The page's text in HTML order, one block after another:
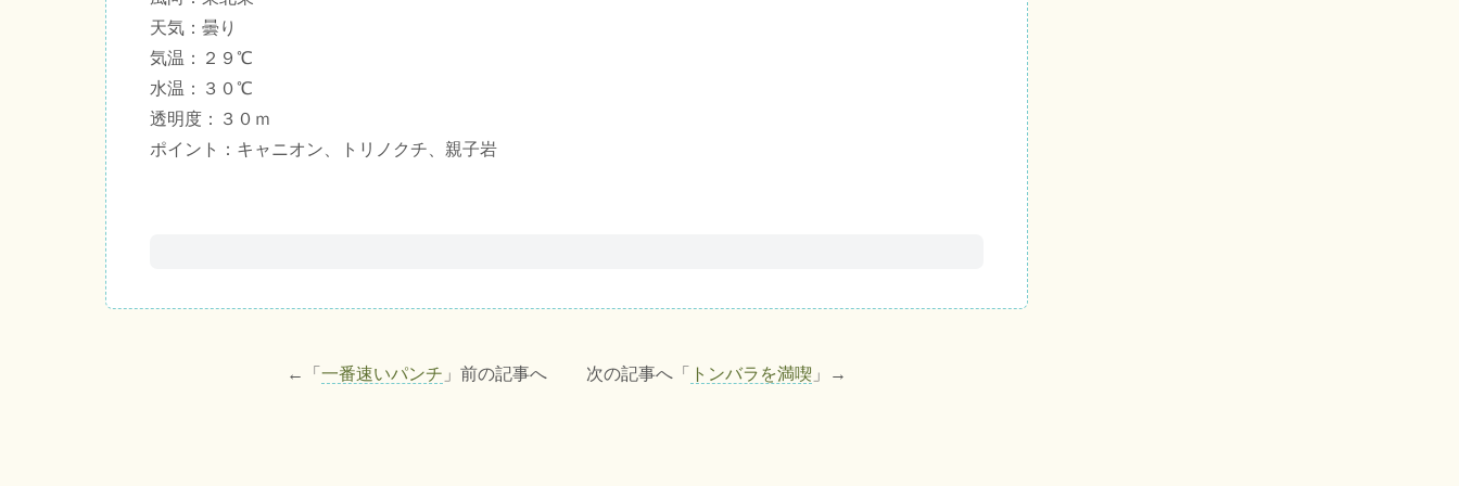
天気：曇り
気温：２９℃
水温：３０℃
透明度：３０ｍ
ポイント：キャニオン、トリノクチ、親子岩
←「 一番速いパンチ 」前の記事へ 次の記事へ「 トンバラを満喫 」→